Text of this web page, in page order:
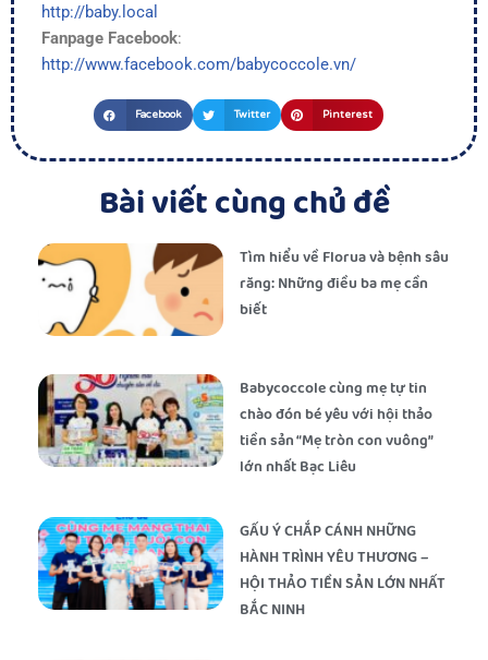
http://baby.local
Fanpage Facebook:
http://www.facebook.com/babycoccole.vn/
Facebook Twitter Pinterest
Bài viết cùng chủ đề
Tìm hiểu về Florua và bệnh sâu
răng: Những điều ba mẹ cần
biết
Babycoccole cùng mẹ tự tin
chào đón bé yêu với hội thảo
tiền sản “Mẹ tròn con vuông”
lớn nhất Bạc Liêu
GẤU Ý CHẮP CÁNH NHỮNG
HÀNH TRÌNH YÊU THƯƠNG –
HỘI THẢO TIỀN SẢN LỚN NHẤT
BẮC NINH